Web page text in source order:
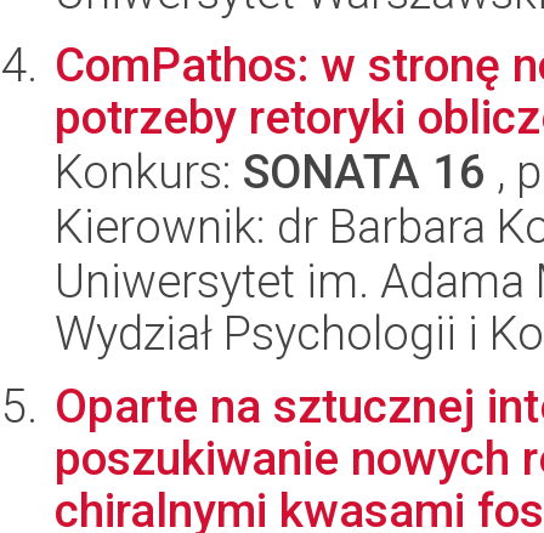
ComPathos: w stronę
potrzeby retoryki
Konkurs: SONATA 16 ,
Kierownik: dr Barbara
Uniwersytet im.
Wydział Psychologii i
Oparte na sztucznej
poszukiwanie nowych
chiralnymi kwasami